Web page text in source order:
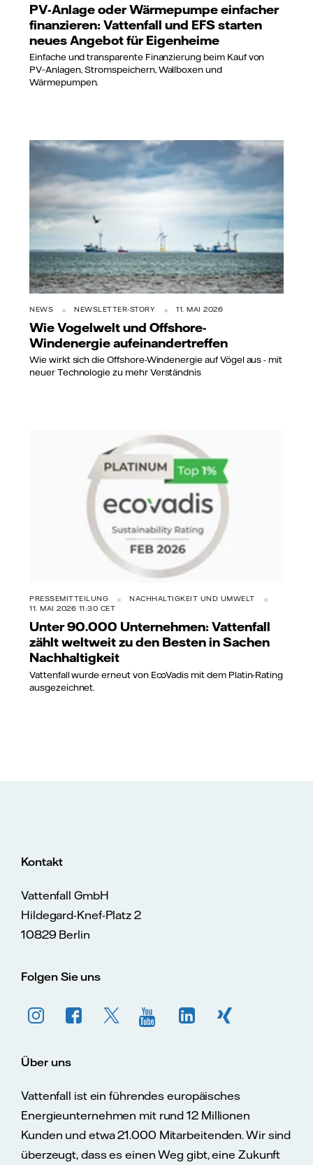
PV-Anlage oder Wärmepumpe einfacher
finanzieren: Vattenfall und EFS starten
neues Angebot für Eigenheime
Einfache und transparente Finanzierung beim Kauf von
PV‑Anlagen, Stromspeichern, Wallboxen und
Wärmepumpen.
NEWS NEWSLETTER-STORY 11. MAI 2026
Wie Vogelwelt und Offshore-
Windenergie aufeinandertreffen
Wie wirkt sich die Offshore-Windenergie auf Vögel aus - mit
neuer Technologie zu mehr Verständnis
PRESSEMITTEILUNG
NACHHALTIGKEIT UND UMWELT
11. MAI 2026 11:30 CET
Unter 90.000 Unternehmen: Vattenfall
zählt weltweit zu den Besten in Sachen
Nachhaltigkeit
Vattenfall wurde erneut von EcoVadis mit dem Platin-Rating
ausgezeichnet.
Kontakt
Vattenfall GmbH
Hildegard-Knef-Platz 2
10829 Berlin
Folgen Sie uns
Über uns
Vattenfall ist ein führendes europäisches
Energieunternehmen mit rund 12 Millionen
Kunden und etwa 21.000 Mitarbeitenden. Wir sind
überzeugt, dass es einen Weg gibt, eine Zukunft